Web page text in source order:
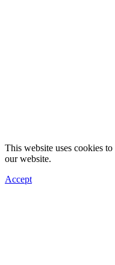
This website uses cookies
our website.
Accept